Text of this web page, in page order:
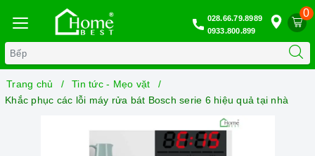
0
028.66.79.8989
0933.800.899
Trang chủ
Tin tức - Mẹo vặt
Khắc phục các lỗi máy rửa bát Bosch serie 6 hiệu quả tại nhà